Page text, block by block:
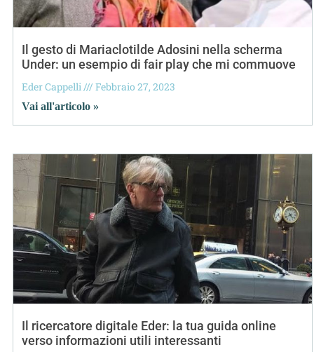
Il gesto di Mariaclotilde Adosini nella scherma
Under: un esempio di fair play che mi commuove
Eder Cappelli Febbraio 27, 2023
Vai all'articolo »
Il ricercatore digitale Eder: la tua guida online
verso informazioni utili interessanti